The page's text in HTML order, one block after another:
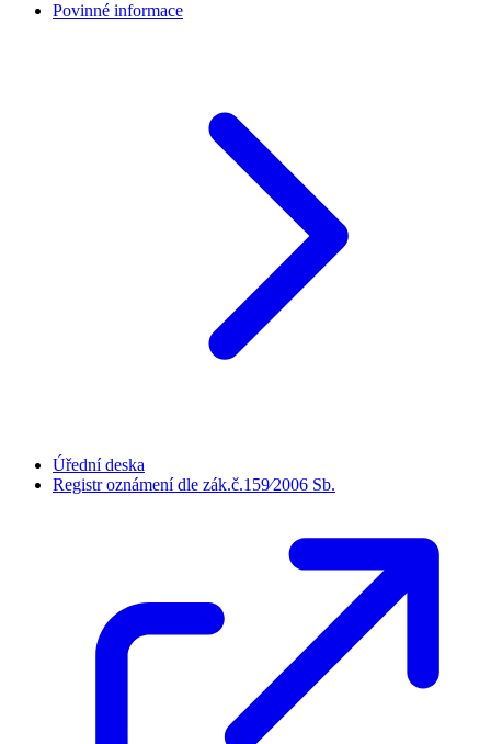
Povinné informace
Úřední deska
Registr oznámení dle zák.č.159⁄2006 Sb.